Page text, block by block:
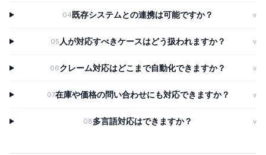
04既存システムとの連携は可能ですか？ v
05 人が対応すべきケースはどう扱われますか？ v
06クレーム対応はどこまで自動化できますか？ v
07在庫や価格の問い合わせにも対応できますか？ v
08多言語対応はできますか？ v